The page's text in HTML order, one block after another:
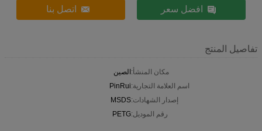
افضل سعر اتصل بنا
تفاصيل المنتج
مكان المنشأ:الصين
اسم العلامة التجارية:PinRui
إصدار الشهادات:MSDS
رقم الموديل:PETG